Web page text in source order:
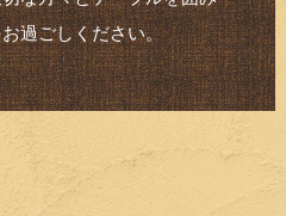
過ごしください。